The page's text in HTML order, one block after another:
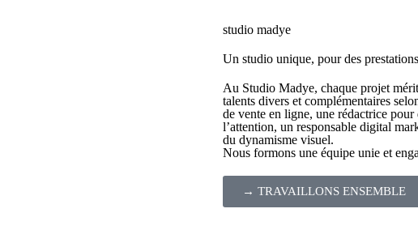
studio madye
Un studio unique, pour des
Au Studio Madye, chaque projet
talents divers et complémentaires
de vente en ligne, une rédactrice
l’attention, un responsable digital
du dynamisme visuel.
Nous formons une équipe unie et
→ TRAVAILLONS ENSEMBLE